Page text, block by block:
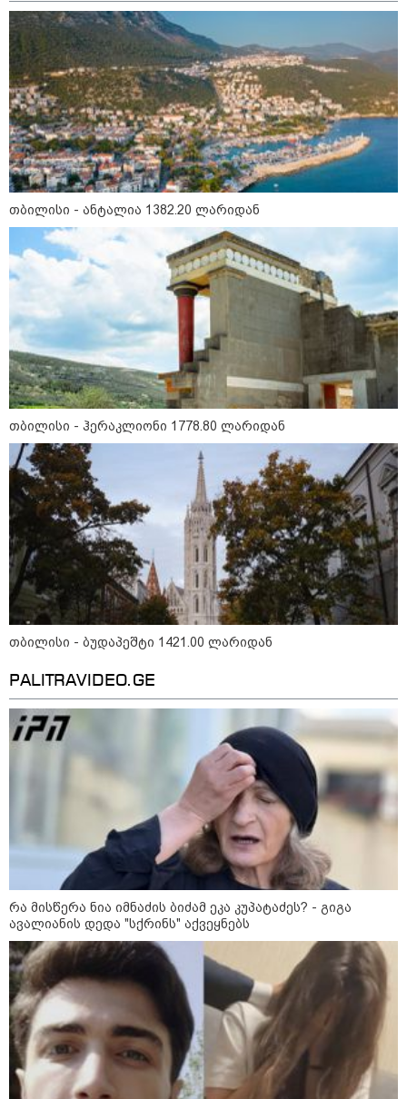
12:34 / 08-08-2026
რას აცხადებს ირაკლი კობახიძე
ელექტროენერგიის რამდენჯერმე
გათიშვასთან დაკავშირებით?
19:32 / 08-08-2026
"სიმბოლურია, რომ კობახიძის
მოღალატეობრივი განცხადება
საქართველოს
თავისუფლებისთვის შეწირული
გმირების მემორიალზე
გაკეთდა" - "ნაციონალური
მოძრაობა"
19:03 / 08-08-2026
"მკაცრად ვგმობთ ირაკლი
კობახიძის განცხადებას" -
"კოალიცია ცვლილებისთვის"
16:33 / 08-08-2026
"გიორგი ბარამიძემ რაღაც
არასწორად ჩამოაყალიბა,
მაგრამ ნამდვილად არ
დიქტატურის მსახურებისგან" -
მიხეილ სააკაშვილი
16:22 / 08-08-2026
"აი, ეს არის სამშობლოს
ღალატი" - როგორ ეხმაურება
ნიკა გვარამია აგვისტოს ომთან
დაკავშირებით ირაკლი
კობახიძის განცხადებას?
კატეგორიის ყველა სიახლე
„გადავწყვიტეთ, უკვე
დასრულებული სივრცის
მონახულების შესაძლებლობა
ახლავე მოგცეთ“ - თბილისის
ახალი ზოოპარკი სატესტო
რეჟიმში იხსნება
თბილისი - ანტალია 1382.20 ლარიდან
თბილისი - ჰერაკლიონი 1778.80 ლარიდან
თბილისი - ბუდაპეშტი 1421.00 ლარიდან
PALITRAVIDEO.GE
რა მისწერა ნია იმნაძის ბიძამ ეკა კუპატაძეს? - გიგა
ავალიანის დედა "სქრინს" აქვეყნებს